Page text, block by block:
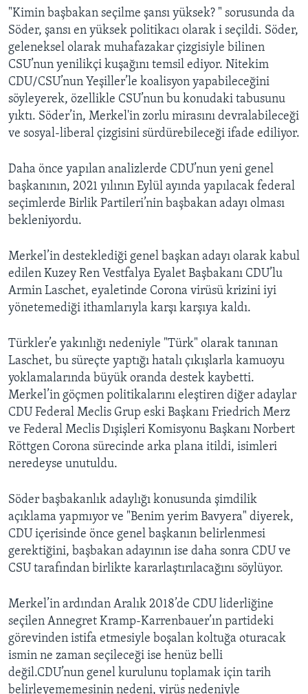
"Kimin başbakan seçilme şansı yüksek? " sorusunda da
Söder, şansı en yüksek politikacı olarak i seçildi. Söder,
geleneksel olarak muhafazakar çizgisiyle bilinen
CSU’nun yenilikçi kuşağını temsil ediyor. Nitekim
CDU/CSU’nun Yeşiller’le koalisyon yapabileceğini
söyleyerek, özellikle CSU’nun bu konudaki tabusunu
yıktı. Söder’in, Merkel'in zorlu mirasını devralabileceği
ve sosyal-liberal çizgisini sürdürebileceği ifade ediliyor.
Daha önce yapılan analizlerde CDU’nun yeni genel
başkanının, 2021 yılının Eylül ayında yapılacak federal
seçimlerde Birlik Partileri’nin başbakan adayı olması
bekleniyordu.
Merkel’in desteklediği genel başkan adayı olarak kabul
edilen Kuzey Ren Vestfalya Eyalet Başbakanı CDU’lu
Armin Laschet, eyaletinde Corona virüsü krizini iyi
yönetemediği ithamlarıyla karşı karşıya kaldı.
Türkler’e yakınlığı nedeniyle "Türk" olarak tanınan
Laschet, bu süreçte yaptığı hatalı çıkışlarla kamuoyu
yoklamalarında büyük oranda destek kaybetti.
Merkel’in göçmen politikalarını eleştiren diğer adaylar
CDU Federal Meclis Grup eski Başkanı Friedrich Merz
ve Federal Meclis Dışişleri Komisyonu Başkanı Norbert
Röttgen Corona sürecinde arka plana itildi, isimleri
neredeyse unutuldu.
Söder başbakanlık adaylığı konusunda şimdilik
açıklama yapmıyor ve "Benim yerim Bavyera" diyerek,
CDU içerisinde önce genel başkanın belirlenmesi
gerektiğini, başbakan adayının ise daha sonra CDU ve
CSU tarafından birlikte kararlaştırılacağını söylüyor.
Merkel’in ardından Aralık 2018’de CDU liderliğine
seçilen Annegret Kramp-Karrenbauer’ın partideki
görevinden istifa etmesiyle boşalan koltuğa oturacak
ismin ne zaman seçileceği ise henüz belli
değil.CDU’nun genel kurulunu toplamak için tarih
belirleyememesinin nedeni, virüs nedeniyle